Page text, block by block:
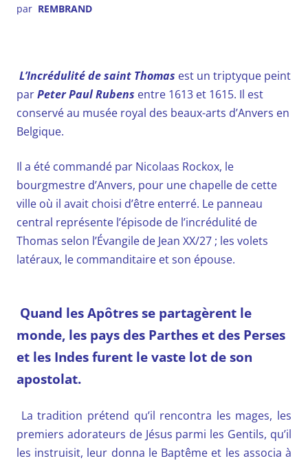
par REMBRAND
L’Incrédulité de saint Thomas est un triptyque peint
parPeter Paul Rubens entre 1613 et 1615. Il est
conservé au musée royal des beaux-arts d’Anvers en
Belgique.
Il a été commandé par Nicolaas Rockox, le
bourgmestre d’Anvers, pour une chapelle de cette
ville où il avait choisi d’être enterré. Le panneau
central représente l’épisode de l’incrédulité de
Thomas selon l’Évangile de Jean XX/27 ; les volets
latéraux, le commanditaire et son épouse.
Quand les Apôtres se partagèrent le
monde, les pays des Parthes et des Perses
et les Indes furent le vaste lot de son
apostolat.
La tradition prétend qu’il rencontra les mages, les
premiers adorateurs de Jésus parmi les Gentils, qu’il
les instruisit, leur donna le Baptême et les associa à